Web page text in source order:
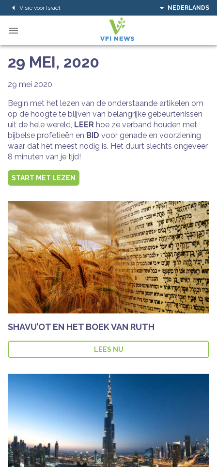
Visie voor Israël NEDERLANDS
29 MEI, 2020
29 mei 2020
Begin met het lezen van de onderstaande artikelen om
op de hoogte te blijven van belangrijke gebeurtenissen
uit de hele wereld, LEER hoe ze verband houden met
bijbelse profetieën en BID voor genade en voorziening
waar dat het meest nodig is. Het duurt slechts ongeveer
8 minuten van je tijd!
START MET LEZEN
SHAVU’OT EN HET BOEK VAN RUTH
LEES NU